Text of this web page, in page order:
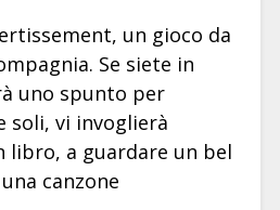
un gioco da
Se siete in
uno spunto per
soli, vi invoglierà
libro, a guardare un bel
canzone